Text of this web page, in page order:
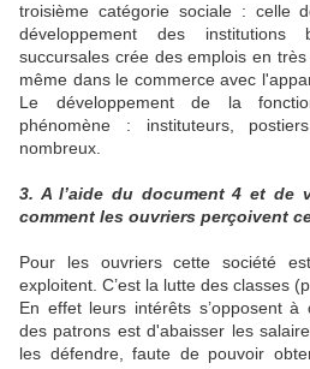
troisième catégorie sociale : celle
développement des institutions
succursales crée des emplois en
même dans le commerce avec
Le développement de la
phénomène : instituteurs,
nombreux.
3. A l’aide du document 4 et de
comment les ouvriers perçoivent
Pour les ouvriers cette société
exploitent. C’est la lutte des classes
En effet leurs intérêts s’opposent
des patrons est d'abaisser les
les défendre, faute de pouvoir